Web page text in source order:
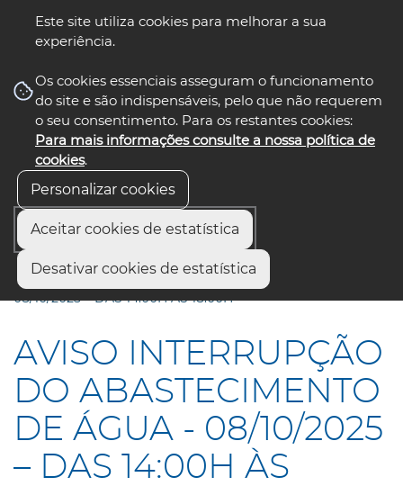
Este site utiliza cookies para melhorar a sua
experiência.
Os cookies essenciais asseguram o funcionamento
do site e são indispensáveis, pelo que não requerem
o seu consentimento. Para os restantes cookies:
Para mais informações consulte a nossa política de
cookies.
Personalizar cookies
Aceitar cookies de estatística
Desativar cookies de estatística
nos select language
Início
AVISO INTERRUPÇÃO DO ABASTECIMENTO DE ÁGUA -
08/10/2025 – DAS 14:00H ÀS 18:00H
AVISO INTERRUPÇÃO
DO ABASTECIMENTO
DE ÁGUA - 08/10/2025
– DAS 14:00H ÀS